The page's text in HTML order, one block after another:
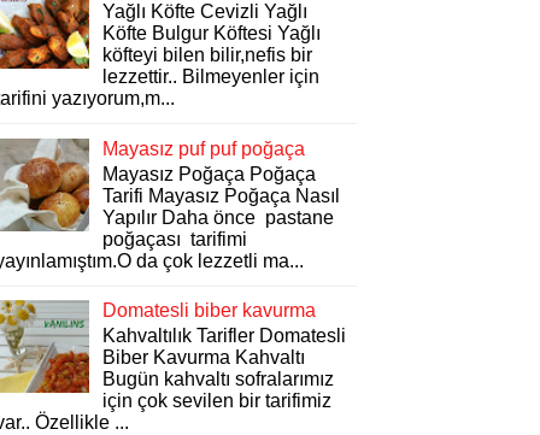
Yağlı Köfte Cevizli Yağlı
Köfte Bulgur Köftesi Yağlı
köfteyi bilen bilir,nefis bir
lezzettir.. Bilmeyenler için
yazıyorum,m...
Mayasız puf puf poğaça
Mayasız Poğaça Poğaça
Tarifi Mayasız Poğaça Nasıl
Yapılır Daha önce pastane
poğaçası tarifimi
da çok lezzetli ma...
Domatesli biber kavurma
Kahvaltılık Tarifler Domatesli
Biber Kavurma Kahvaltı
Bugün kahvaltı sofralarımız
için çok sevilen bir tarifimiz
Özellikle ...